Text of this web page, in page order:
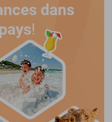
dans
!